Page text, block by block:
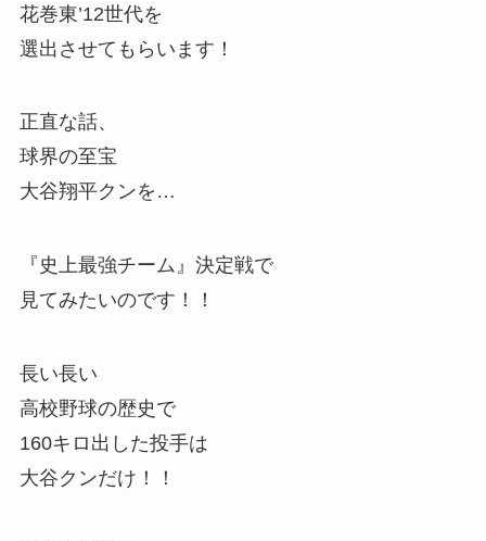
花巻東’12世代を
選出させてもらいます！
正直な話、
球界の至宝
大谷翔平クンを…
『史上最強チーム』決定戦で
見てみたいのです！！
長い長い
高校野球の歴史で
160キロ出した投手は
大谷クンだけ！！